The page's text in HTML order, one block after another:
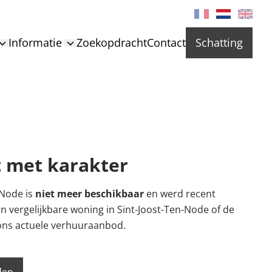
Informatie ZoekopdrachtContact Schatting
met karakter
is niet meer beschikbaar en werd recent
vergelijkbare woning in Sint-Joost-Ten-Node of de
actuele verhuuraanbod.